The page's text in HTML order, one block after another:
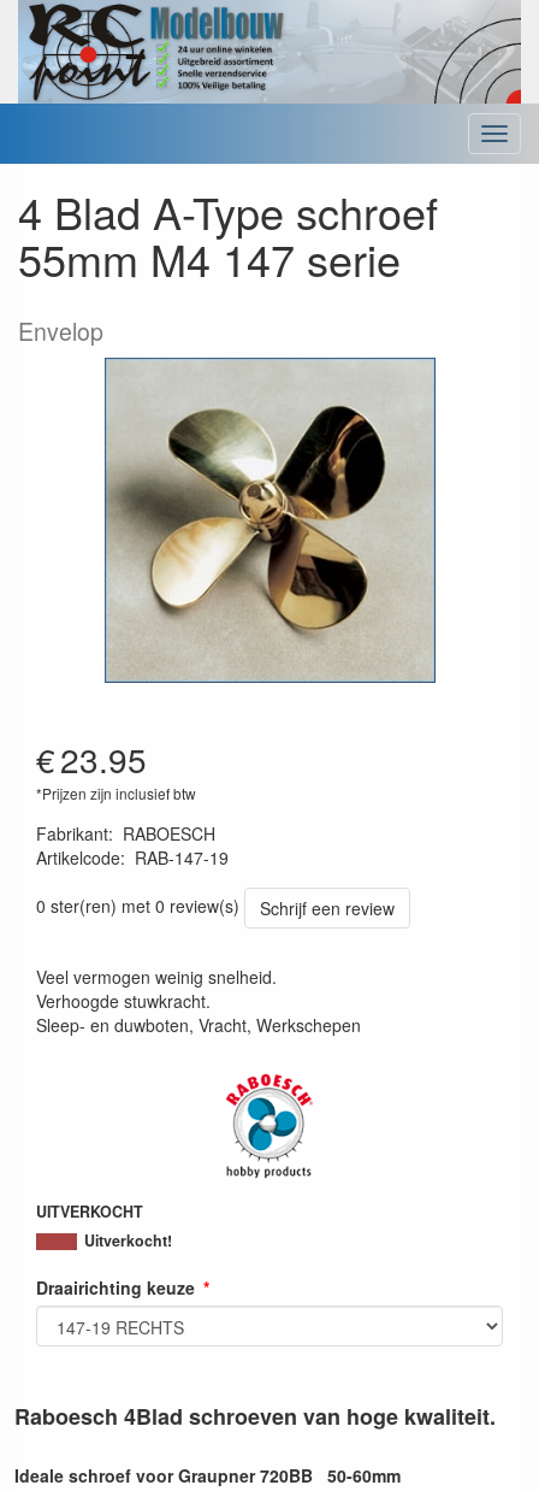
Menu
4 Blad A-Type schroef
55mm M4 147 serie
Envelop
€23.95
*Prijzen zijn inclusief btw
Fabrikant: RABOESCH
Artikelcode: RAB-147-19
0 ster(ren) met 0 review(s)
Schrijf een review
Veel vermogen weinig snelheid.
Verhoogde stuwkracht.
Sleep- en duwboten, Vracht, Werkschepen
UITVERKOCHT
Uitverkocht!
Draairichting keuze
Raboesch 4Blad schroeven van hoge kwaliteit.
Ideale schroef voor Graupner 720BB 50-60mm